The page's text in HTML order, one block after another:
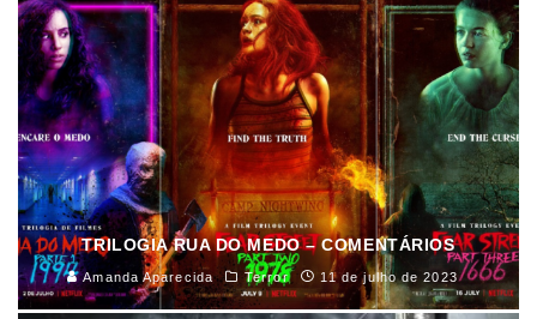
TRILOGIA RUA DO MEDO – COMENTÁRIOS
Amanda Aparecida Terror 11 de julho de 2023